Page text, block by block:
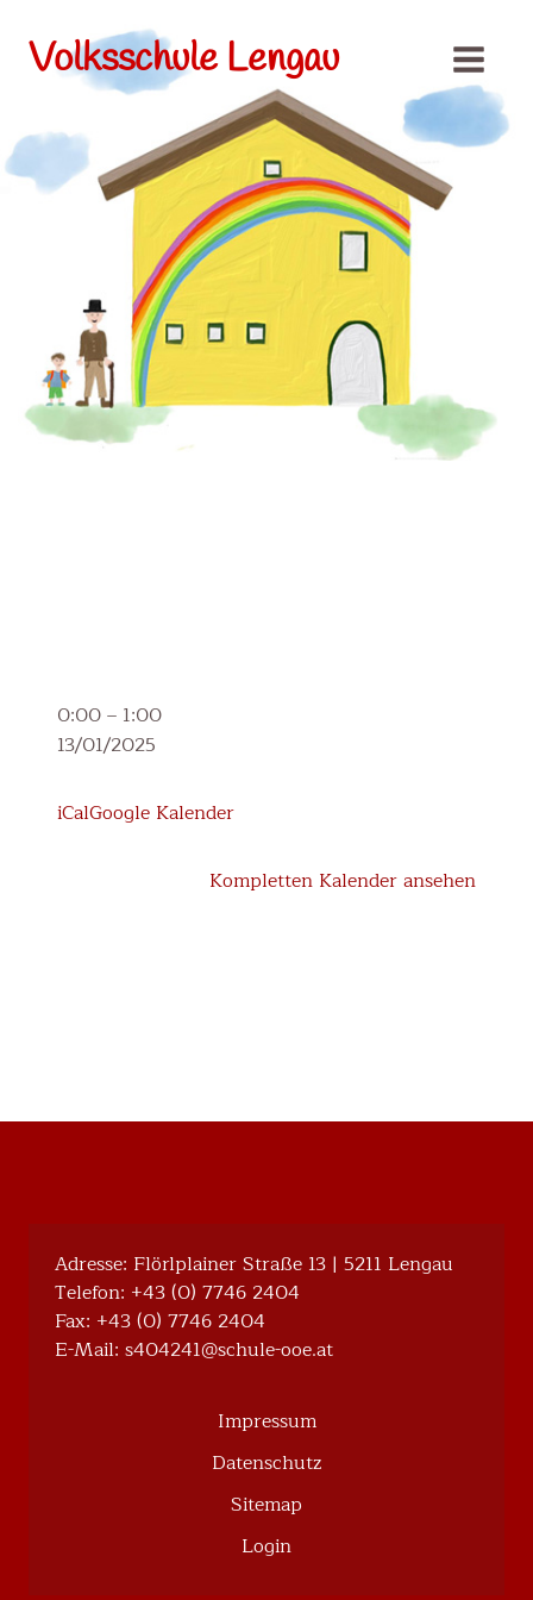
Volksschule Lengau
2.
Klasse:
zur
Erstkommunionvorbereitung
0:00– 1:00
13/01/2025
iCalGoogle Kalender
Kompletten Kalender ansehen
Adresse: Flörlplainer Straße 13 | 5211 Lengau
Telefon: +43 (0) 7746 2404
Fax: +43 (0) 7746 2404
E-Mail:
ta.eoo-eluhcs
@142404s
Impressum
Datenschutz
Sitemap
Login